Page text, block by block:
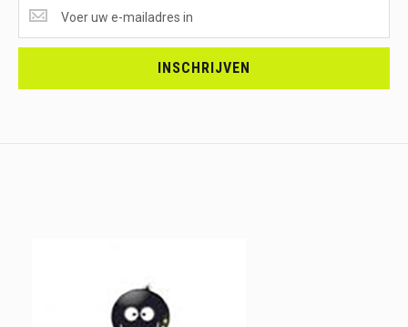
ONTVANGEN?
<br>SCHRIJF
INSCHRIJVEN